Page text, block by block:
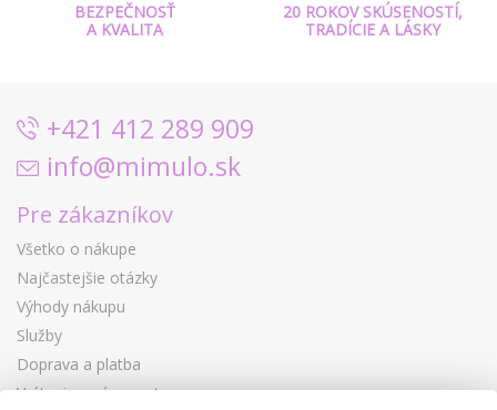
BEZPEČNOSŤ
A KVALITA
20 ROKOV SKÚSENOSTÍ,
TRADÍCIE A LÁSKY
+421 412 289 909
info@mimulo.sk
Pre zákazníkov
Všetko o nákupe
Najčastejšie otázky
Výhody nákupu
Služby
Doprava a platba
Vrátenie a výmena tovaru